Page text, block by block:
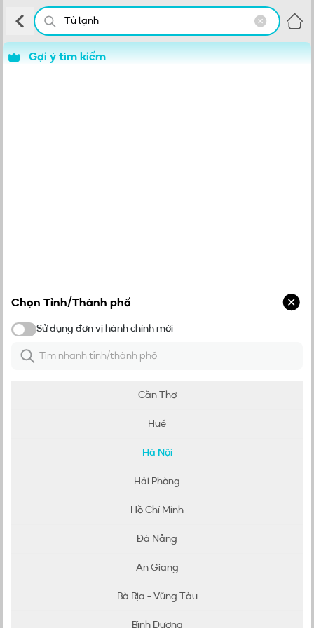
Gợi ý tìm kiếm
Chọn Tỉnh/Thành phố
Đơn vị hành chính mới
Sử dụng đơn vị hành chính mới
Cần Thơ
Huế
Hà Nội
Hải Phòng
Hồ Chí Minh
Đà Nẵng
An Giang
Bà Rịa - Vũng Tàu
Bình Dương